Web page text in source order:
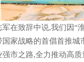
军在致辞中说,我们因“
国家战略的首倡首推城
强市之路,全力推动高